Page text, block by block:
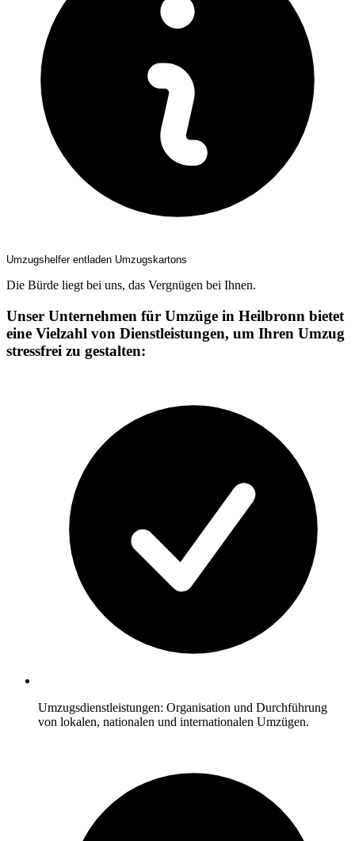
Umzugshelfer entladen Umzugskartons
Die Bürde liegt bei uns, das Vergnügen bei Ihnen.
Unser Unternehmen für Umzüge in Heilbronn bietet
eine Vielzahl von Dienstleistungen, um Ihren Umzug
stressfrei zu gestalten:
Umzugsdienstleistungen: Organisation und Durchführung
von lokalen, nationalen und internationalen Umzügen.